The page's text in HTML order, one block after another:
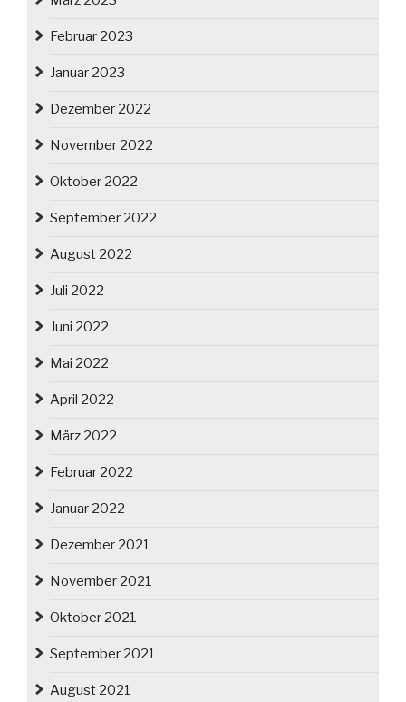
Februar 2023
Januar 2023
Dezember 2022
November 2022
Oktober 2022
September 2022
August 2022
Juli 2022
Juni 2022
Mai 2022
April 2022
März 2022
Februar 2022
Januar 2022
Dezember 2021
November 2021
Oktober 2021
September 2021
August 2021